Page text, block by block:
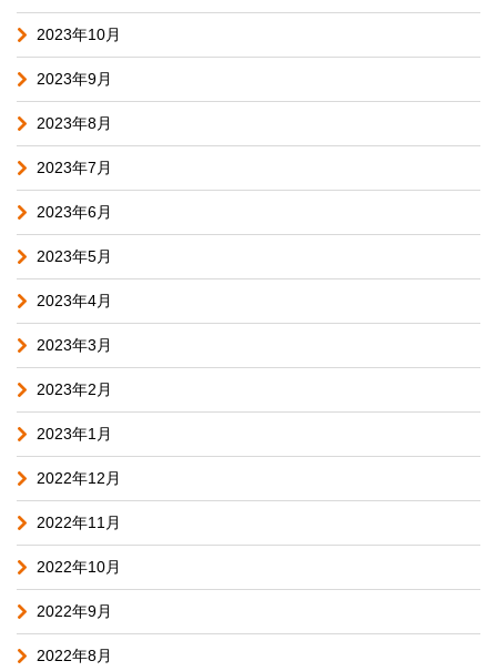
2023年10月
2023年9月
2023年8月
2023年7月
2023年6月
2023年5月
2023年4月
2023年3月
2023年2月
2023年1月
2022年12月
2022年11月
2022年10月
2022年9月
2022年8月